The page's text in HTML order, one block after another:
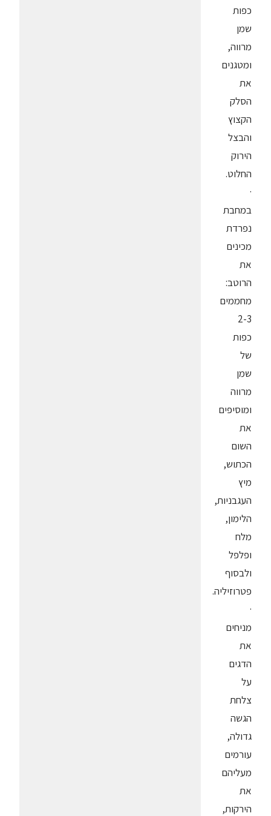
כפות
שמן
מרווה,
ומטגנים
את
הסלק
הקצוץ
והבצל
הירוק
החלוט.
·
במחבת
נפרדת
מכינים
את
הרוטב:
מחממים
2-3
כפות
של
שמן
מרווה
ומוסיפים
את
השום
הכתוש,
מיץ
העגבניות,
הלימון,
מלח
ופלפל
ולבסוף
פטרוזיליה.
·
מניחים
את
הדגים
על
צלחת
הגשה
גדולה,
עורמים
מעליהם
את
הירקות,